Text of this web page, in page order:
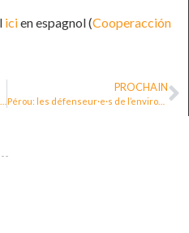
icien espagnol (Cooperacción
PROCHAIN